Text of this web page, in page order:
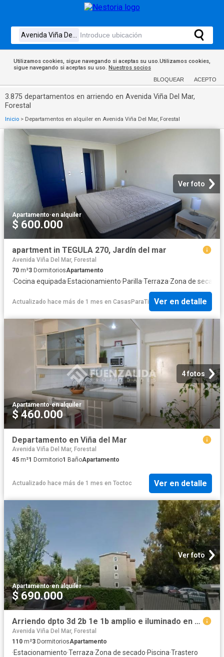
Utilizamos cookies, sigue navegando si aceptas su uso.Utilizamos cookies,
sigue navegando si aceptas su uso. Nuestros socios
BLOQUEAR ACEPTO
3.875 departamentos en arriendo en Avenida Viña Del Mar,
Forestal
Inicio > Departamentos en alquiler en Avenida Viña Del Mar, Forestal
Ver foto
Apartamento·en alquiler
$ 600.000
apartment in TEGULA 270, Jardín del mar
Avenida Viña Del Mar, Forestal
70 m²3 DormitoriosApartamento
·Cocina equipada·Estacionamiento·Parilla·Terraza·Zona de secado
Actualizado hace más de 1 mes en CasasParaTi Ver en detalle
4 fotos
Apartamento·en alquiler
$ 460.000
Departamento en Viña del Mar
Avenida Viña Del Mar, Forestal
45 m²1 Dormitorio1 BañoApartamento
Actualizado hace más de 1 mes en Toctoc Ver en detalle
Ver foto
Apartamento·en alquiler
$ 690.000
Arriendo dpto 3d 2b 1e 1b amplio e iluminado en plan reñaca
Avenida Viña Del Mar, Forestal
110 m²3 DormitoriosApartamento
·Estacionamiento·Terraza·Zona de secado·Piscina·Trastero